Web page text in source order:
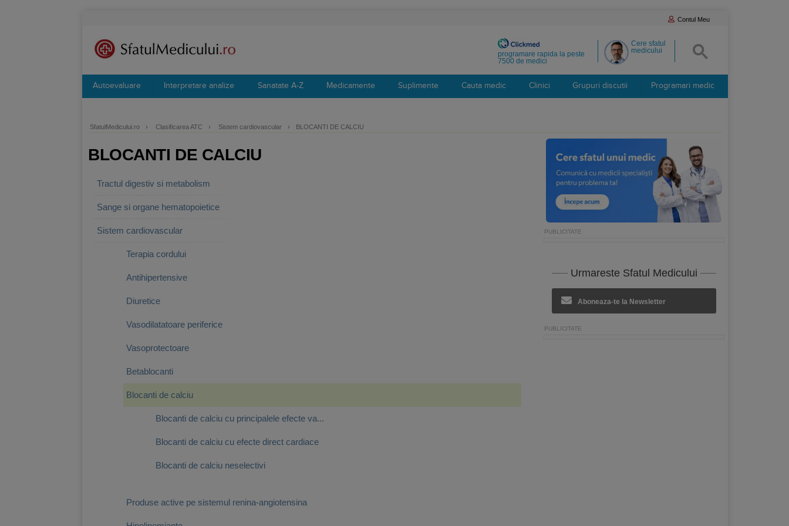
Contul Meu
Cere sfatul
medicului
programare rapida la peste
7500 de medici
Autoevaluare Interpretare analize Sanatate A-Z Medicamente Suplimente Cauta medic Clinici Grupuri discutii Programari medic
SfatulMedicului.ro › Clasificarea ATC › Sistem cardiovascular › BLOCANTI DE CALCIU
BLOCANTI DE CALCIU
Tractul digestiv si metabolism
Sange si organe hematopoietice
Sistem cardiovascular
Terapia cordului
Antihipertensive
Diuretice
Vasodilatatoare periferice
Vasoprotectoare
Betablocanti
Blocanti de calciu
Blocanti de calciu cu principalele efecte va...
Blocanti de calciu cu efecte direct cardiace
Blocanti de calciu neselectivi
Produse active pe sistemul renina-angiotensina
Urmareste Sfatul Medicului
Aboneaza-te la Newsletter